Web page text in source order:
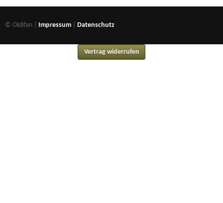
© Oldifan | Impressum Datenschutz
Vertrag widerrufen